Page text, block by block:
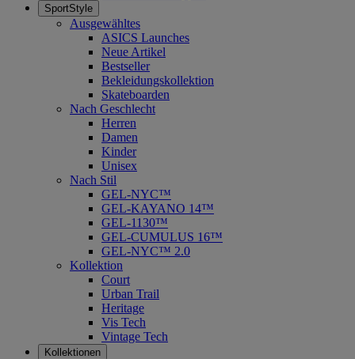
SportStyle
Ausgewähltes
ASICS Launches
Neue Artikel
Bestseller
Bekleidungskollektion
Skateboarden
Nach Geschlecht
Herren
Damen
Kinder
Unisex
Nach Stil
GEL-NYC™
GEL-KAYANO 14™
GEL-1130™
GEL-CUMULUS 16™
GEL-NYC™ 2.0
Kollektion
Court
Urban Trail
Heritage
Vis Tech
Vintage Tech
Kollektionen